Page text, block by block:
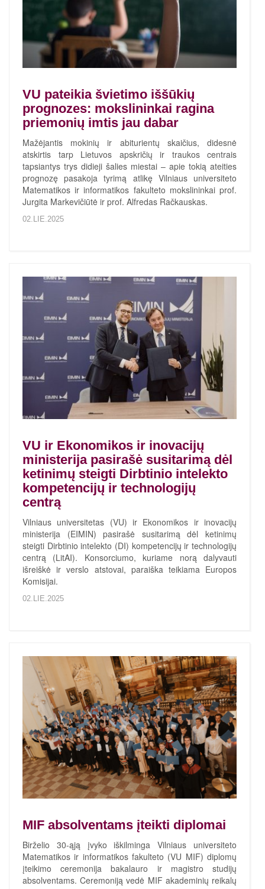
VU pateikia švietimo iššūkių
prognozes: mokslininkai ragina
priemonių imtis jau dabar
Mažėjantis mokinių ir abiturientų skaičius, didesnė
atskirtis tarp Lietuvos apskričių ir traukos centrais
tapsiantys trys didieji šalies miestai – apie tokią ateities
prognozę pasakoja tyrimą atlikę Vilniaus universiteto
Matematikos ir informatikos fakulteto mokslininkai prof.
Jurgita Markevičiūtė ir prof. Alfredas Račkauskas.
02.LIE.2025
VU ir Ekonomikos ir inovacijų
ministerija pasirašė susitarimą dėl
ketinimų steigti Dirbtinio intelekto
kompetencijų ir technologijų
centrą
Vilniaus universitetas (VU) ir Ekonomikos ir inovacijų
ministerija (EIMIN) pasirašė susitarimą dėl ketinimų
steigti Dirbtinio intelekto (DI) kompetencijų ir technologijų
centrą (LitAI). Konsorciumo, kuriame norą dalyvauti
išreiškė ir verslo atstovai, paraiška teikiama Europos
Komisijai.
02.LIE.2025
MIF absolventams įteikti diplomai
Birželio 30-ąją įvyko iškilminga Vilniaus universiteto
Matematikos ir informatikos fakulteto (VU MIF) diplomų
įteikimo ceremonija bakalauro ir magistro studijų
absolventams. Ceremoniją vedė MIF akademinių reikalų